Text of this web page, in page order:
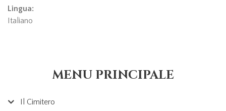
Lingua:
Italiano
MENU PRINCIPALE
Il Cimitero